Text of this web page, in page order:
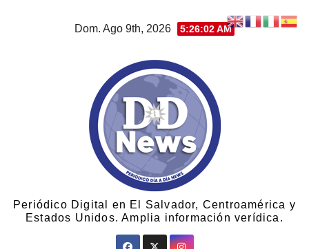
Dom. Ago 9th, 2026 5:26:03 AM
Periódico Digital en El Salvador, Centroamérica y
Estados Unidos. Amplia información verídica.